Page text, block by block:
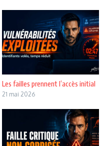
Les failles prennent l’accès initial
21 mai 2026